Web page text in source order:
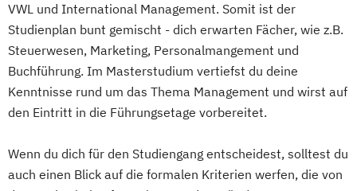
VWL und International Management. Somit ist der
Studienplan bunt gemischt - dich erwarten Fächer, wie z.B.
Steuerwesen, Marketing, Personalmangement und
Buchführung. Im Masterstudium vertiefst du deine
Kenntnisse rund um das Thema Management und wirst auf
den Eintritt in die Führungsetage vorbereitet.
Wenn du dich für den Studiengang entscheidest, solltest du
auch einen Blick auf die formalen Kriterien werfen, die von